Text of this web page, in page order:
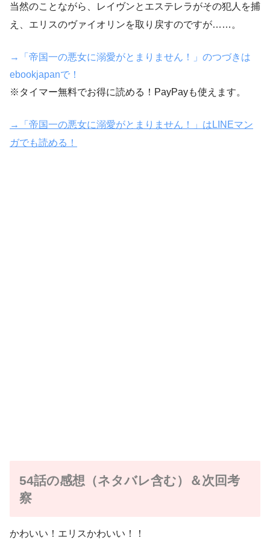
当然のことながら、レイヴンとエステレラがその犯人を捕
え、エリスのヴァイオリンを取り戻すのですが……。
→「帝国一の悪女に溺愛がとまりません！」のつづきは
ebookjapanで！
※タイマー無料でお得に読める！PayPayも使えます。
→「帝国一の悪女に溺愛がとまりません！」はLINEマン
ガでも読める！
54話の感想（ネタバレ含む）＆次回考
察
かわいい！エリスかわいい！！